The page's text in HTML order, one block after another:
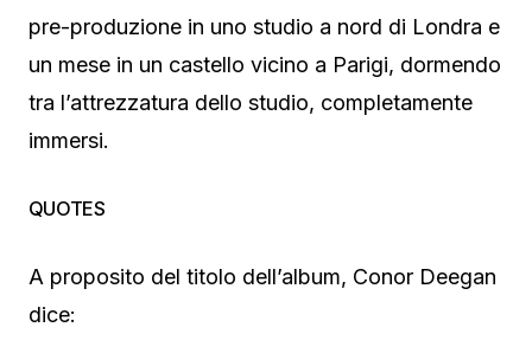
pre-produzione in uno studio a nord di Londra e
un mese in un castello vicino a Parigi, dormendo
tra l’attrezzatura dello studio, completamente
immersi.
QUOTES
A proposito del titolo dell’album, Conor Deegan
dice: